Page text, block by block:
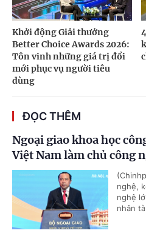
Khởi động Giải thưởng
Better Choice Awards 2026:
Tôn vinh những giá trị đổi
mới phục vụ người tiêu
dùng
ĐỌC THÊM
Ngoại giao khoa học
Việt Nam làm chủ công
nghệ,
nghệ
nhân